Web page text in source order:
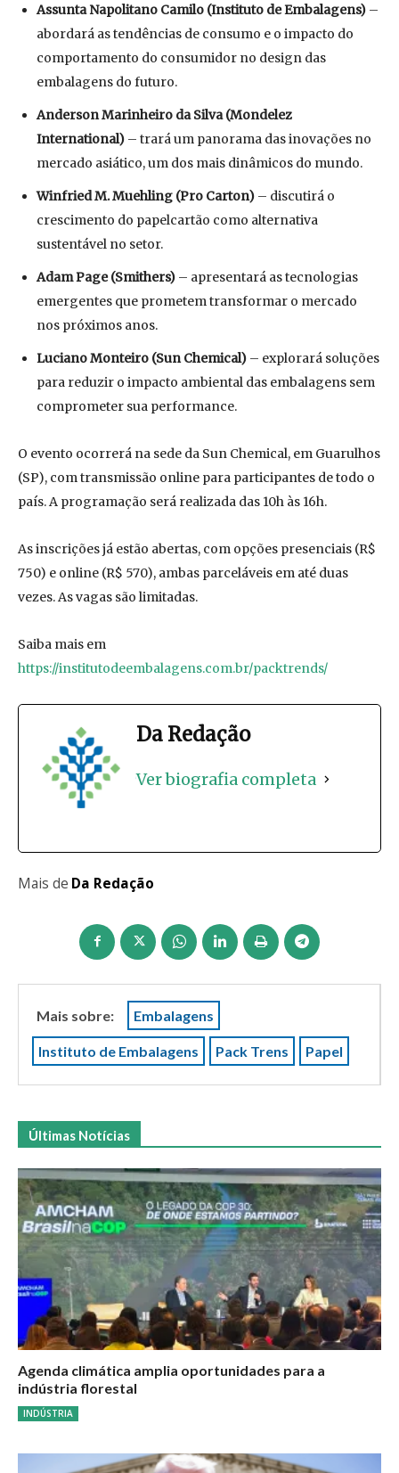
Assunta Napolitano Camilo (Instituto de Embalagens) –
abordará as tendências de consumo e o impacto do
comportamento do consumidor no design das
embalagens do futuro.
Anderson Marinheiro da Silva (Mondelez
International) – trará um panorama das inovações no
mercado asiático, um dos mais dinâmicos do mundo.
Winfried M. Muehling (Pro Carton) – discutirá o
crescimento do papelcartão como alternativa
sustentável no setor.
Adam Page (Smithers) – apresentará as tecnologias
emergentes que prometem transformar o mercado
nos próximos anos.
Luciano Monteiro (Sun Chemical) – explorará soluções
para reduzir o impacto ambiental das embalagens sem
comprometer sua performance.
O evento ocorrerá na sede da Sun Chemical, em Guarulhos
(SP), com transmissão online para participantes de todo o
país. A programação será realizada das 10h às 16h.
As inscrições já estão abertas, com opções presenciais (R$
750) e online (R$ 570), ambas parceláveis em até duas
vezes. As vagas são limitadas.
Saiba mais em
https://institutodeembalagens.com.br/packtrends/
Da Redação
Ver biografia completa
Mais de Da Redação
Mais sobre: Embalagens
Instituto de Embalagens Pack Trens Papel
Últimas Notícias
Agenda climática amplia oportunidades para a
indústria florestal
INDÚSTRIA